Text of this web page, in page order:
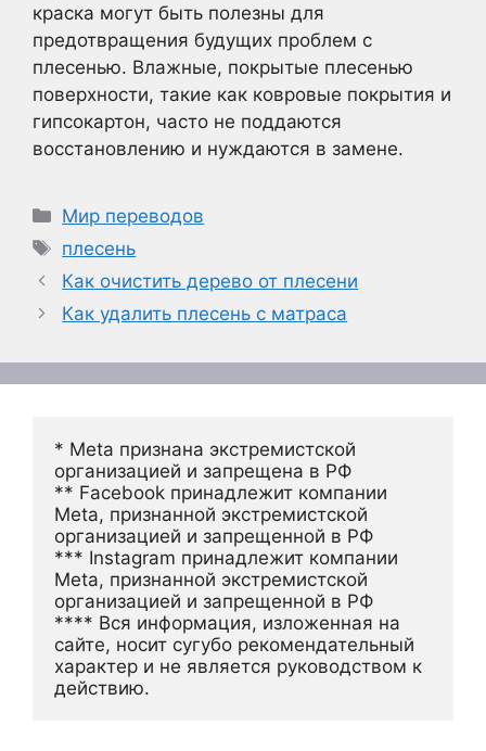
краска могут быть полезны для
предотвращения будущих проблем с
плесенью. Влажные, покрытые плесенью
поверхности, такие как ковровые покрытия и
гипсокартон, часто не поддаются
восстановлению и нуждаются в замене.
Рубрики
Мир переводов
Метки
плесень
Как очистить дерево от плесени
Как удалить плесень с матраса
* Meta признана экстремистской
организацией и запрещена в РФ
** Facebook принадлежит компании
Meta, признанной экстремистской
организацией и запрещенной в РФ
*** Instagram принадлежит компании
Meta, признанной экстремистской
организацией и запрещенной в РФ
**** Вся информация, изложенная на
сайте, носит сугубо рекомендательный
характер и не является руководством к
действию.